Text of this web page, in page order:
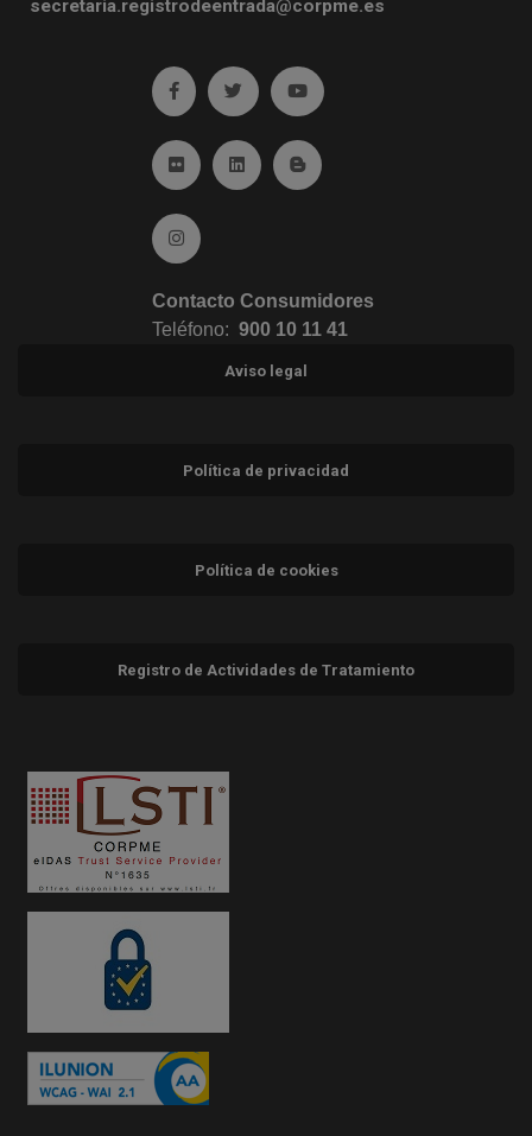
secretaria.registrodeentrada@corpme.es
Ir a facebook (abre en ventana nueva)
Ir a twitter (abre en ventana nueva)
Ir a YouTube (abre en
Ir a Flickr (abre en ventana nueva)
Ir a Linkedin (abre en ventana nueva)
Ir al Blog (abre en ventana
Ir a Instagram (abre en ventana nueva)
Contacto Consumidores
Teléfono: 900 10 11 41
Aviso legal
Política de privacidad
Política de cookies
Registro de Actividades de Tratamiento